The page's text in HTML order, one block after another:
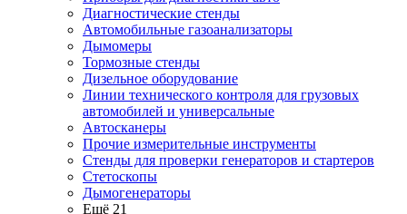
Диагностические стенды
Автомобильные газоанализаторы
Дымомеры
Тормозные стенды
Дизельное оборудование
Линии технического контроля для грузовых
автомобилей и универсальные
Автосканеры
Прочие измерительные инструменты
Стенды для проверки генераторов и стартеров
Стетоскопы
Дымогенераторы
Ещё 21